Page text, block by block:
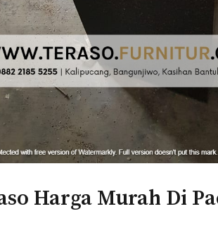
Harga Murah Di